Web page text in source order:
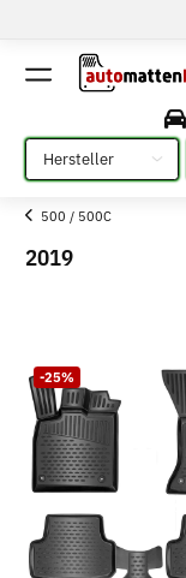
Bitte auswählen
500 / 500C
2019
-25%